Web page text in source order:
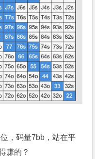
，码量7bb，站在平
赚的？